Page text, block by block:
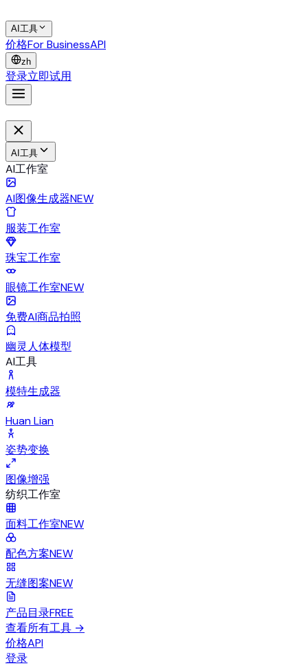
AI工具
价格For BusinessAPI
zh
登录立即试用
AI工具
AI工作室
AI图像生成器NEW
服装工作室
珠宝工作室
眼镜工作室NEW
免费AI商品拍照
幽灵人体模型
AI工具
模特生成器
Huan Lian
姿势变换
图像增强
纺织工作室
面料工作室NEW
配色方案NEW
无缝图案NEW
产品目录FREE
查看所有工具 →
价格API
登录